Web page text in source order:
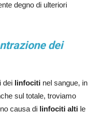
degno di ulteriori
dei
dei linfociti nel sangue, in
sul totale, troviamo
causa di linfociti alti le